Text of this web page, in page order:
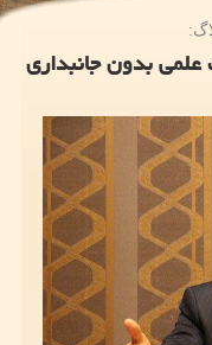
بدون جانبداری